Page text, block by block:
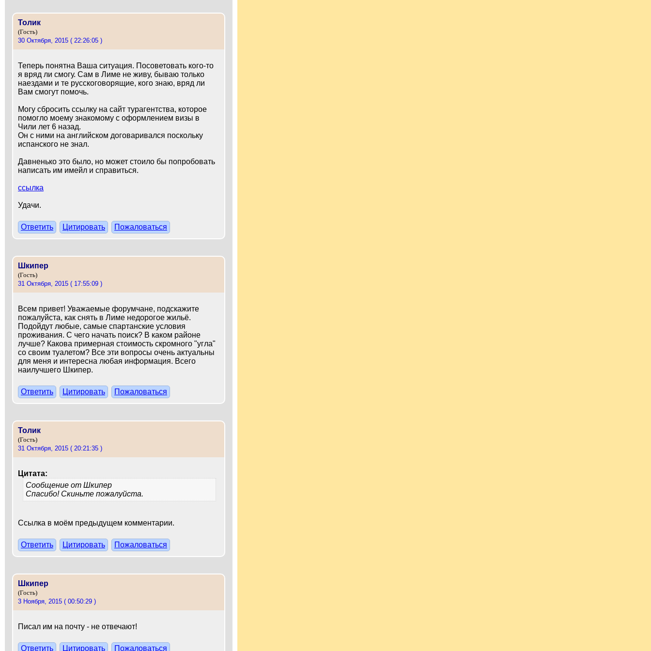
Толик
(Гость)
30 Октября, 2015 ( 22:26:05 )
Теперь понятна Ваша ситуация. Посоветовать кого-то
я вряд ли смогу. Сам в Лиме не живу, бываю только
наездами и те русскоговорящие, кого знаю, вряд ли
Вам смогут помочь.
Могу сбросить ссылку на сайт турагентства, которое
помогло моему знакомому с оформлением визы в
Чили лет 6 назад.
Он с ними на английском договаривался поскольку
испанского не знал.
Давненько это было, но может стоило бы попробовать
написать им имейл и справиться.
ссылка
Удачи.
Ответить Цитировать Пожаловаться
Шкипер
(Гость)
31 Октября, 2015 ( 17:55:09 )
Всем привет! Уважаемые форумчане, подскажите
пожалуйста, как снять в Лиме недорогое жильё.
Подойдут любые, самые спартанские условия
проживания. С чего начать поиск? В каком районе
лучше? Какова примерная стоимость скромного "угла"
со своим туалетом? Все эти вопросы очень актуальны
для меня и интересна любая информация. Всего
наилучшего Шкипер.
Ответить Цитировать Пожаловаться
Толик
(Гость)
31 Октября, 2015 ( 20:21:35 )
Цитата:
Сообщение от Шкипер
Спасибо! Скиньте пожалуйста.
Ссылка в моём предыдущем комментарии.
Ответить Цитировать Пожаловаться
Шкипер
(Гость)
3 Ноября, 2015 ( 00:50:29 )
Писал им на почту - не отвечают!
Ответить Цитировать Пожаловаться